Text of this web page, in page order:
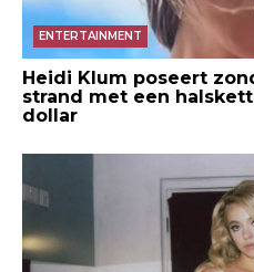
ENTERTAINMENT
Heidi Klum poseert
strand met een
dollar